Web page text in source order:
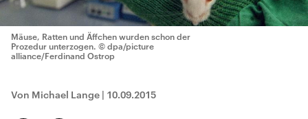
Mäuse, Ratten und Äffchen wurden schon der
Prozedur unterzogen. © dpa/picture
alliance/Ferdinand Ostrop
Von Michael Lange | 10.09.2015